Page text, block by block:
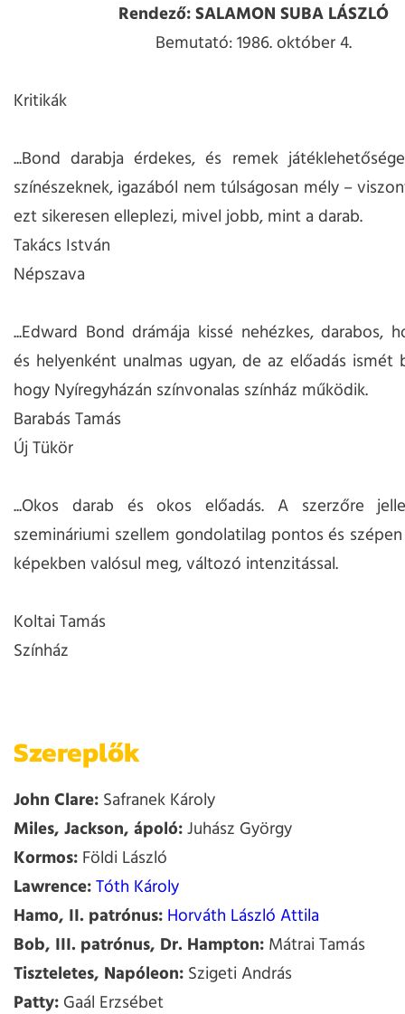
Rendező: SALAMON SUBA LÁSZLÓ
Bemutató: 1986. október 4.
Kritikák
...Bond darabja érdekes, és remek
színészeknek, igazából nem túlságosan mély –
ezt sikeresen elleplezi, mivel jobb, mint a darab.
Takács István
Népszava
...Edward Bond drámája kissé nehézkes, darabos,
és helyenként unalmas ugyan, de az előadás ismét
hogy Nyíregyházán színvonalas színház működik.
Barabás Tamás
Új Tükör
...Okos darab és okos előadás. A szerzőre
szemináriumi szellem gondolatilag pontos és
képekben valósul meg, változó intenzitással.
Koltai Tamás
Színház
Szereplők
John Clare:Safranek Károly
Miles, Jackson, ápoló:Juhász György
Kormos:Földi László
Lawrence:Tóth Károly
Hamo, II. patrónus:Horváth László Attila
Bob, III. patrónus, Dr. Hampton:Mátrai Tamás
Tiszteletes, Napóleon:Szigeti András
Patty:Gaál Erzsébet